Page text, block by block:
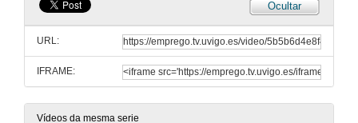
Ocultar
URL:
IFRAME:
Vídeos da mesma serie
12 de mar. de 2013
Tecnocom